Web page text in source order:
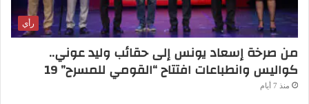
رأي
من صرخة إسعاد يونس إلى حقائب وليد عوني..
كواليس وانطباعات افتتاح “القومي للمسرح” 19
منذ 7 أيام